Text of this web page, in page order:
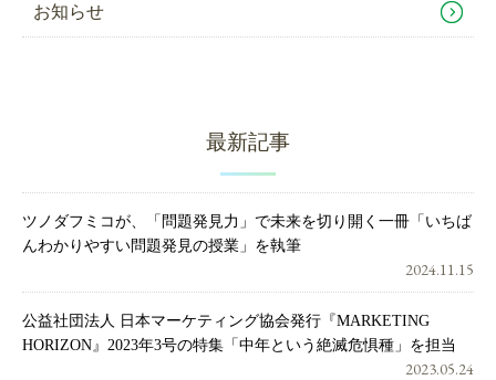
お知らせ
最新記事
ツノダフミコが、「問題発見力」で未来を切り開く一冊「いちば
んわかりやすい問題発見の授業」を執筆
2024.11.15
公益社団法人 日本マーケティング協会発行『MARKETING
HORIZON』2023年3号の特集「中年という絶滅危惧種」を担当
2023.05.24